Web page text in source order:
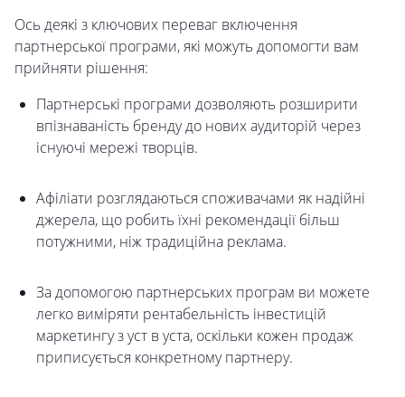
Ось деякі з ключових переваг включення
партнерської програми, які можуть допомогти вам
прийняти рішення:
Партнерські програми дозволяють розширити
впізнаваність бренду до нових аудиторій через
існуючі мережі творців.
Афіліати розглядаються споживачами як надійні
джерела, що робить їхні рекомендації більш
потужними, ніж традиційна реклама.
За допомогою партнерських програм ви можете
легко виміряти рентабельність інвестицій
маркетингу з уст в уста, оскільки кожен продаж
приписується конкретному партнеру.